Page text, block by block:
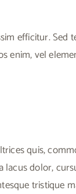
efficitur.
enim, vel
quis,
dolor,
tristique